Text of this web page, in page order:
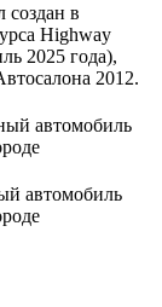
создан в
Highway
2025 года),
2012.
автомобиль